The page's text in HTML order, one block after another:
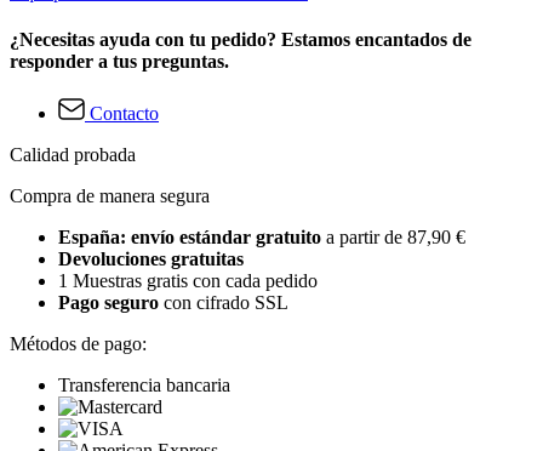
¿Necesitas ayuda con tu pedido? Estamos encantados de
responder a tus preguntas.
Contacto
Calidad probada
Compra de manera segura
España: envío estándar gratuito a partir de 87,90 €
Devoluciones gratuitas
1 Muestras gratis con cada pedido
Pago seguro con cifrado SSL
Métodos de pago:
Transferencia bancaria